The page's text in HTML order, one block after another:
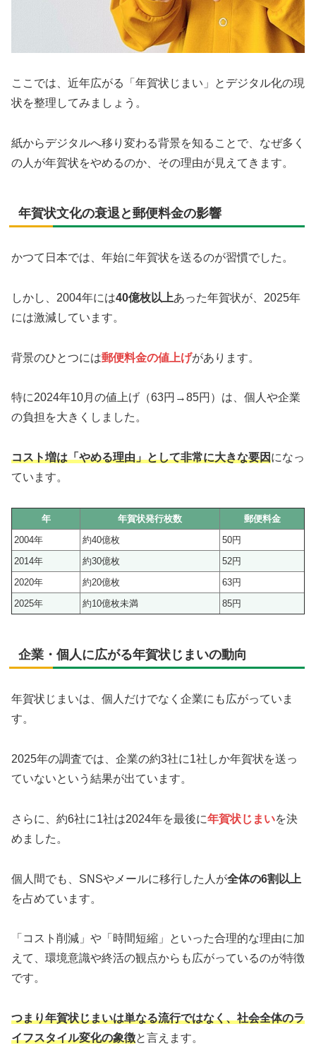
ここでは、近年広がる「年賀状じまい」とデジタル化の現
状を整理してみましょう。
紙からデジタルへ移り変わる背景を知ることで、なぜ多く
の人が年賀状をやめるのか、その理由が見えてきます。
年賀状文化の衰退と郵便料金の影響
かつて日本では、年始に年賀状を送るのが習慣でした。
しかし、2004年には40億枚以上あった年賀状が、2025年
には激減しています。
背景のひとつには郵便料金の値上げがあります。
特に2024年10月の値上げ（63円→85円）は、個人や企業
の負担を大きくしました。
コスト増は「やめる理由」として非常に大きな要因になっ
ています。
年 年賀状発行枚数
郵便料金
2004年
約40億枚
50円
2014年
約30億枚
52円
2020年
約20億枚
63円
2025年
約10億枚未満 85円
企業・個人に広がる年賀状じまいの動向
年賀状じまいは、個人だけでなく企業にも広がっていま
す。
2025年の調査では、企業の約3社に1社しか年賀状を送っ
ていないという結果が出ています。
さらに、約6社に1社は2024年を最後に年賀状じまいを決
めました。
個人間でも、SNSやメールに移行した人が全体の6割以上
を占めています。
「コスト削減」や「時間短縮」といった合理的な理由に加
えて、環境意識や終活の観点からも広がっているのが特徴
です。
つまり年賀状じまいは単なる流行ではなく、社会全体のラ
イフスタイル変化の象徴と言えます。